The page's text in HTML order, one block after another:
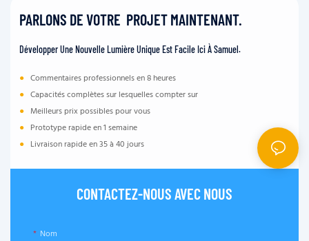
PARLONS DE VOTRE PROJET MAINTENANT.
Développer Une Nouvelle Lumière Unique Est Facile Ici À Samuel.
● Commentaires professionnels en 8 heures
● Capacités complètes sur lesquelles compter sur
● Meilleurs prix possibles pour vous
● Prototype rapide en 1 semaine
● Livraison rapide en 35 à 40 jours
CONTACTEZ-NOUS AVEC NOUS
Nom